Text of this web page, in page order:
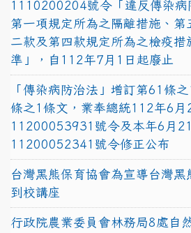
1110200204號令「違反傳染病
第一項規定所為之隔離措施、第
二款及第四款規定所為之檢疫措
準」，自112年7月1日起廢止
「傳染病防治法」增訂第61條
條之1條文，業奉總統112年6月
11200053931號令及本年6月
11200052341號令修正公布
台灣黑熊保育協會為宣導台灣黑
到校講座
行政院農業委員會林務局8處自